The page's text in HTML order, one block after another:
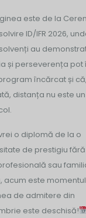
este de la
ID/IFR 2026,
au
și perseverența pot
încărcat și că,
distanța nu este un
o diplomă de la o
de prestigiu
sau
acum este
de admitere din
este deschisă!